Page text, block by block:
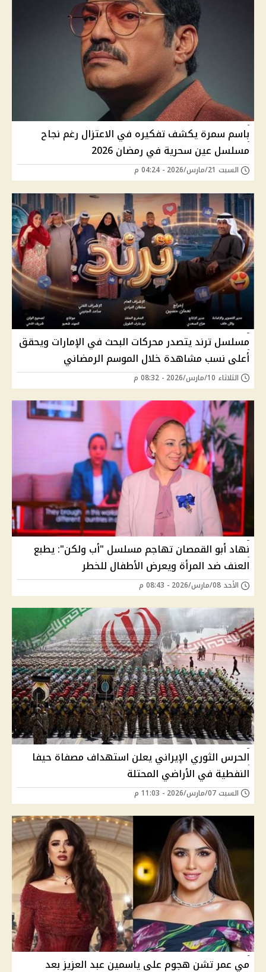
باسم سمرة يكشف تفكيره في الاعتزال رغم نجاح
مسلسل عين سحرية في رمضان 2026
السبت 21/مارس/2026 - 04:24 م
مسلسل ترند يتصدر محركات البحث في الإمارات ويحقق
أعلى نسب مشاهدة خلال الموسم الرمضاني
الثلاثاء 10/مارس/2026 - 08:32 م
نهاد أبو القمصان تهاجم مسلسل "أب ولكن": يطبع
العنف ضد المرأة ويعرض الأطفال للخطر
الأحد 08/مارس/2026 - 08:43 م
الحرس الثوري الإيراني يعلن استهداف مصفاة حيفا
النفطية في الأراضي المحتلة
السبت 07/مارس/2026 - 11:03 م
مي عمر تشن هجوم على ياسمين عبد العزيز بعد